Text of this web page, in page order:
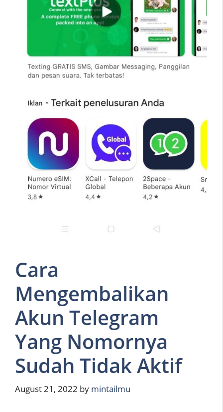
Cara
Mengembalikan
Akun Telegram
Yang Nomornya
Sudah Tidak Aktif
August 21, 2022 by mintailmu